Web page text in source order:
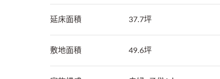
延床面積 37.7坪
敷地面積 49.6坪